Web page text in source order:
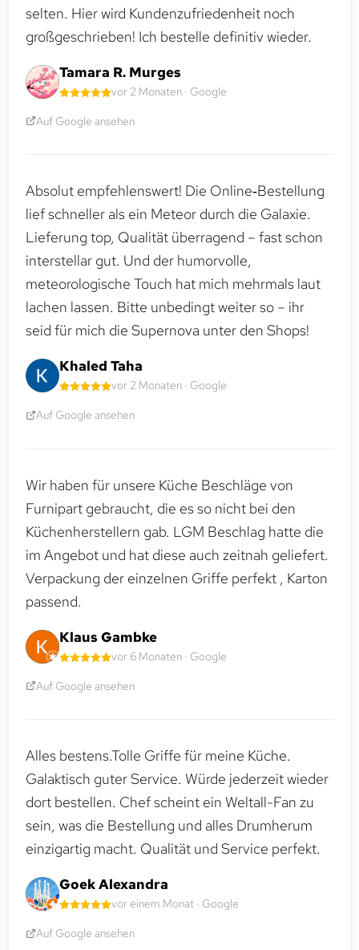
selten. Hier wird Kundenzufriedenheit noch
großgeschrieben! Ich bestelle definitiv wieder.
Tamara R. Murges
vor 2 Monaten · Google
Auf Google ansehen
Absolut empfehlenswert! Die Online‑Bestellung
lief schneller als ein Meteor durch die Galaxie.
Lieferung top, Qualität überragend – fast schon
interstellar gut. Und der humorvolle,
meteorologische Touch hat mich mehrmals laut
lachen lassen. Bitte unbedingt weiter so – ihr
seid für mich die Supernova unter den Shops!
Khaled Taha
vor 2 Monaten · Google
Auf Google ansehen
Wir haben für unsere Küche Beschläge von
Furnipart gebraucht, die es so nicht bei den
Küchenherstellern gab. LGM Beschlag hatte die
im Angebot und hat diese auch zeitnah geliefert.
Verpackung der einzelnen Griffe perfekt , Karton
passend.
Klaus Gambke
vor 6 Monaten · Google
Auf Google ansehen
Alles bestens.Tolle Griffe für meine Küche.
Galaktisch guter Service. Würde jederzeit wieder
dort bestellen. Chef scheint ein Weltall-Fan zu
sein, was die Bestellung und alles Drumherum
einzigartig macht. Qualität und Service perfekt.
Goek Alexandra
vor einem Monat · Google
Auf Google ansehen